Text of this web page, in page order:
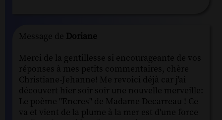
Message de Doriane
Merci de la gentillesse si encourageante de vos
réponses à mes petits commentaires, chère
Christiane-Jehanne! Me revoici déjà car j'ai
découvert hier soir soir une nouvelle merveille:
Le poème "Encres" de Madame Decarreau ! Ce
va et vient de la plume à la mer est d'une force